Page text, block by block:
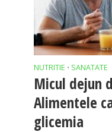
NUTRITIE • SANATATE
Micul dejun
Alimentele
glicemia